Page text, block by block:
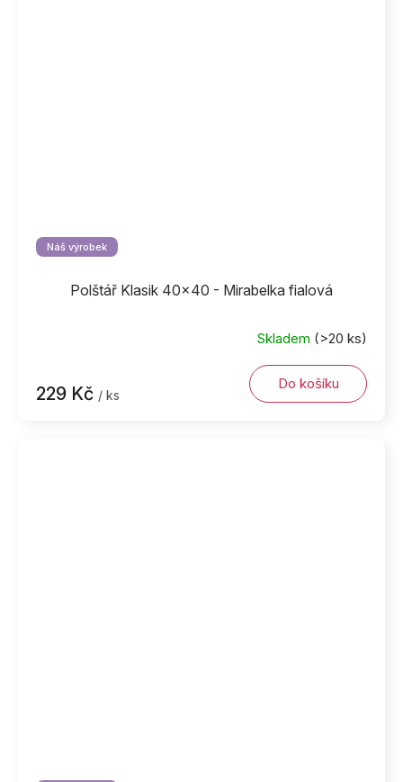
Náš výrobek
Polštář Klasik 40x40 - Mirabelka fialová
Skladem (>20 ks)
229 Kč / ks
Do košíku